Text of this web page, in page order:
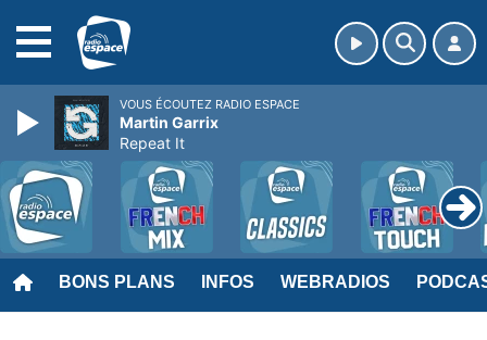
BONS PLANS INFOS WEBRADIOS
VOUS ÉCOUTEZ RADIO ESPACE
Martin Garrix
Repeat It